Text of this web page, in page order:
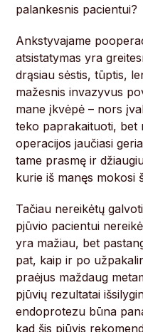
palankesnis pacientui?
Ankstyvajame
atsistatymas yra
drąsiau sėstis, tūptis,
mažesnis invazyvus
mane įkvėpė – nors
teko paprakaituoti, bet
operacijos jaučiasi
tame prasmę ir
kurie iš manęs mokosi
Tačiau nereikėtų
pjūvio pacientui
yra mažiau, bet
pat, kaip ir po
praėjus maždaug
pjūvių rezultatai
endoprotezu būna
kad šis pjūvis